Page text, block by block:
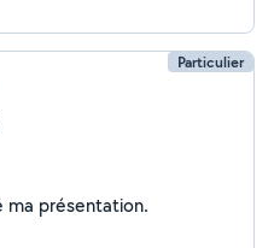
Particulier
Je n'ai pas encore renseigné ma présentation.